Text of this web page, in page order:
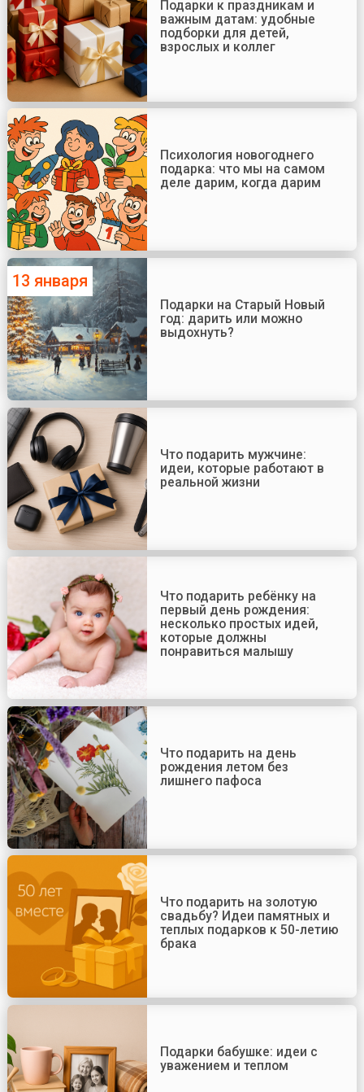
Подарки к праздникам и
важным датам: удобные
подборки для детей,
взрослых и коллег
Психология новогоднего
подарка: что мы на самом
деле дарим, когда дарим
13 января
Подарки на Старый Новый
год: дарить или можно
выдохнуть?
Что подарить мужчине:
идеи, которые работают в
реальной жизни
Что подарить ребёнку на
первый день рождения:
несколько простых идей,
которые должны
понравиться малышу
Что подарить на день
рождения летом без
лишнего пафоса
Что подарить на золотую
свадьбу? Идеи памятных и
теплых подарков к 50-летию
брака
Подарки бабушке: идеи с
уважением и теплом